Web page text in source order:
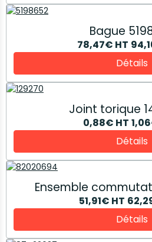
Bague
78,47€ HT
Détails
Joint torique
0,88€ HT
Détails
Ensemble
51,91€ HT
Détails